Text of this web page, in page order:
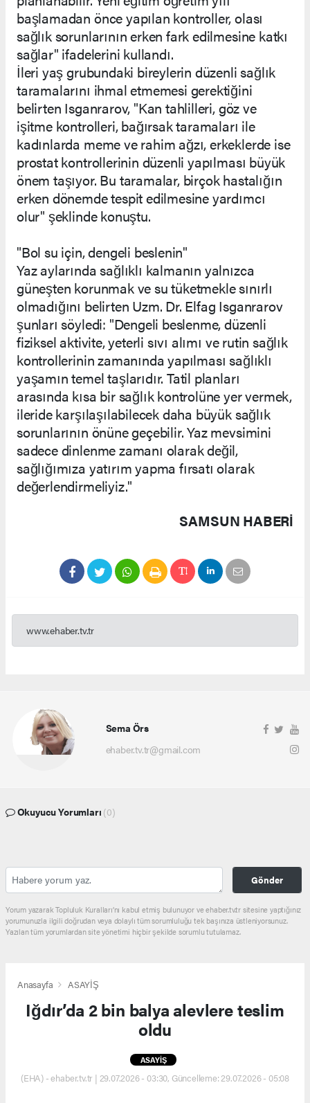
başlamadan önce yapılan kontroller, olası
sağlık sorunlarının erken fark edilmesine katkı
sağlar" ifadelerini kullandı.
İleri yaş grubundaki bireylerin düzenli sağlık
taramalarını ihmal etmemesi gerektiğini
belirten Isganrarov, "Kan tahlilleri, göz ve
işitme kontrolleri, bağırsak taramaları ile
kadınlarda meme ve rahim ağzı, erkeklerde ise
prostat kontrollerinin düzenli yapılması büyük
önem taşıyor. Bu taramalar, birçok hastalığın
erken dönemde tespit edilmesine yardımcı
olur" şeklinde konuştu.
"Bol su için, dengeli beslenin"
Yaz aylarında sağlıklı kalmanın yalnızca
güneşten korunmak ve su tüketmekle sınırlı
olmadığını belirten Uzm. Dr. Elfag Isganrarov
şunları söyledi: "Dengeli beslenme, düzenli
fiziksel aktivite, yeterli sıvı alımı ve rutin sağlık
kontrollerinin zamanında yapılması sağlıklı
yaşamın temel taşlarıdır. Tatil planları
arasında kısa bir sağlık kontrolüne yer vermek,
ileride karşılaşılabilecek daha büyük sağlık
sorunlarının önüne geçebilir. Yaz mevsimini
sadece dinlenme zamanı olarak değil,
sağlığımıza yatırım yapma fırsatı olarak
değerlendirmeliyiz."
SAMSUN HABERİ
www.ehaber.tv.tr
Sema Örs
ehaber.tv.tr@gmail.com
Okuyucu Yorumları (0)
Gönder
Yorum yazarak Topluluk Kuralları’nı kabul etmiş bulunuyor ve ehaber.tv.tr sitesine yaptığınız
yorumunuzla ilgili doğrudan veya dolaylı tüm sorumluluğu tek başınıza üstleniyorsunuz.
Yazılan tüm yorumlardan site yönetimi hiçbir şekilde sorumlu tutulamaz.
Anasayfa ASAYİŞ
Iğdır’da 2 bin balya alevlere teslim
oldu
ASAYİŞ
(EHA) - ehaber.tv.tr | 29.07.2026 - 03:30, Güncelleme: 29.07.2026 - 05:08